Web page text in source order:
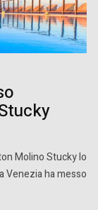
Molino Stucky lo
Venezia ha messo